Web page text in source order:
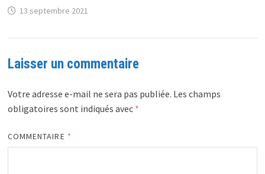
13 septembre 2021
Laisser un commentaire
Votre adresse e-mail ne sera pas publiée. Les champs
obligatoires sont indiqués avec *
COMMENTAIRE *